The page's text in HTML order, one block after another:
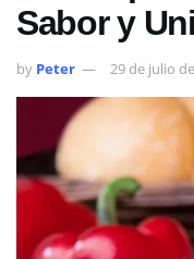
Sabor y
by Peter 29 de julio